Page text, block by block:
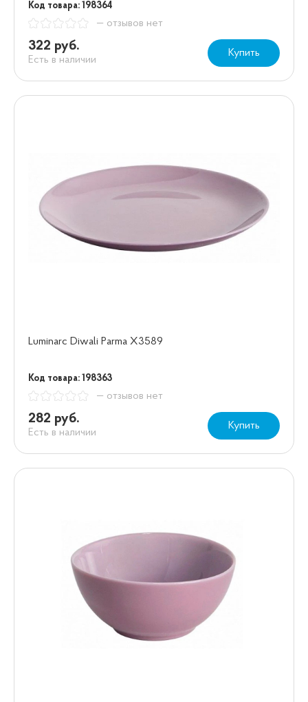
Код товара: 198364
— отзывов нет
322 руб.
Есть в наличии
Купить
Luminarc Diwali Parma X3589
Код товара: 198363
— отзывов нет
282 руб.
Есть в наличии
Купить